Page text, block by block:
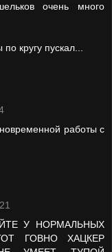
очень много
кругу пускал...
работы с
У НОРМАЛЬНЫХ
ГОВНО ХАЦКЕР